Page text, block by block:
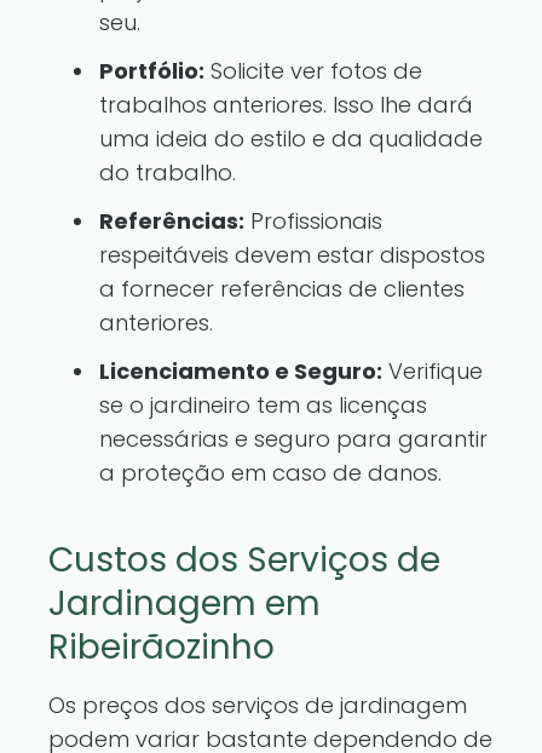
seu.
Portfólio: Solicite ver fotos de
trabalhos anteriores. Isso lhe dará
uma ideia do estilo e da qualidade
do trabalho.
Referências: Profissionais
respeitáveis devem estar dispostos
a fornecer referências de clientes
anteriores.
Licenciamento e Seguro: Verifique
se o jardineiro tem as licenças
necessárias e seguro para garantir
a proteção em caso de danos.
Custos dos Serviços de
Jardinagem em
Ribeirãozinho
Os preços dos serviços de jardinagem
podem variar bastante dependendo de